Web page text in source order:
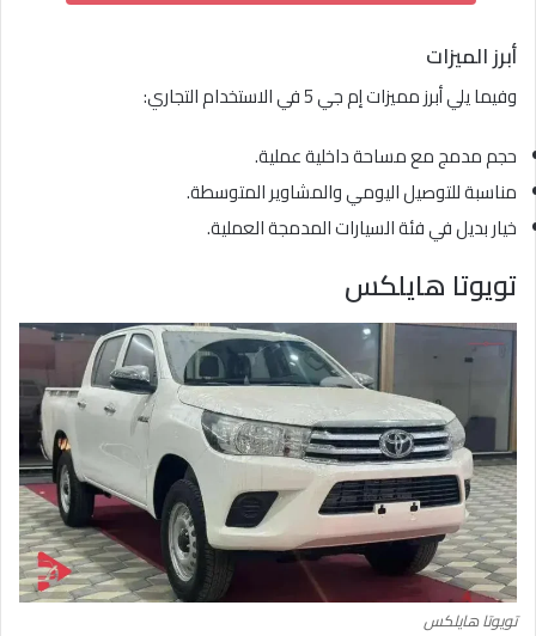
أبرز الميزات
وفيما يلي أبرز مميزات إم جي 5 في الاستخدام التجاري:
حجم مدمج مع مساحة داخلية عملية.
مناسبة للتوصيل اليومي والمشاوير المتوسطة.
خيار بديل في فئة السيارات المدمجة العملية.
تويوتا هايلكس
تويوتا هايلكس